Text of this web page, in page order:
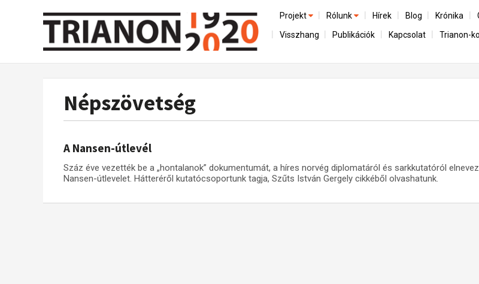
Projekt
Előzmények
Az összeomlás és a magyar társadalom
Utókor és emlékezet
Rólunk
A kutatócsoport működéséről
Hírek Blog Krónika
Visszhang Publikációk Kapcsolat Trianon-
Népszövetség
A Nansen-útlevél
Száz éve vezették be a „hontalanok” dokumentumát, a híres norvég diplomatáról és sarkkutatóról
Nansen-útlevelet. Hátteréről kutatócsoportunk tagja, Szűts István Gergely cikkéből olvashatunk.